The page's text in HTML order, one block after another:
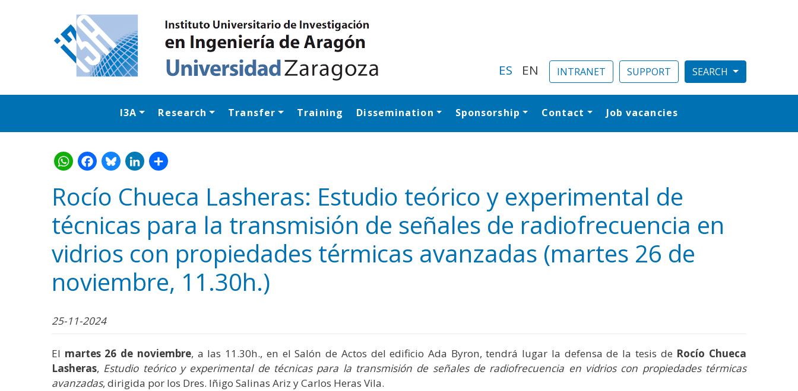
ES EN INTRANET SUPPORT
Navegación principal
I3A Research Transfer Training Dissemination Sponsorship Contact Job vacancies
WhatsApp
Facebook
Bluesky
LinkedIn
Share
Rocío Chueca Lasheras: Estudio teórico y experimental de
técnicas para la transmisión de señales de radiofrecuencia en
vidrios con propiedades térmicas avanzadas (martes 26 de
noviembre, 11.30h.)
25-11-2024
El martes 26 de noviembre, a las 11.30h., en el Salón de Actos del edificio Ada Byron, tendrá lugar la defensa de la tesis de Rocío Chueca
Lasheras, Estudio teórico y experimental de técnicas para la transmisión de señales de radiofrecuencia en vidrios con propiedades térmicas
avanzadas, dirigida por los Dres. Iñigo Salinas Ariz y Carlos Heras Vila.